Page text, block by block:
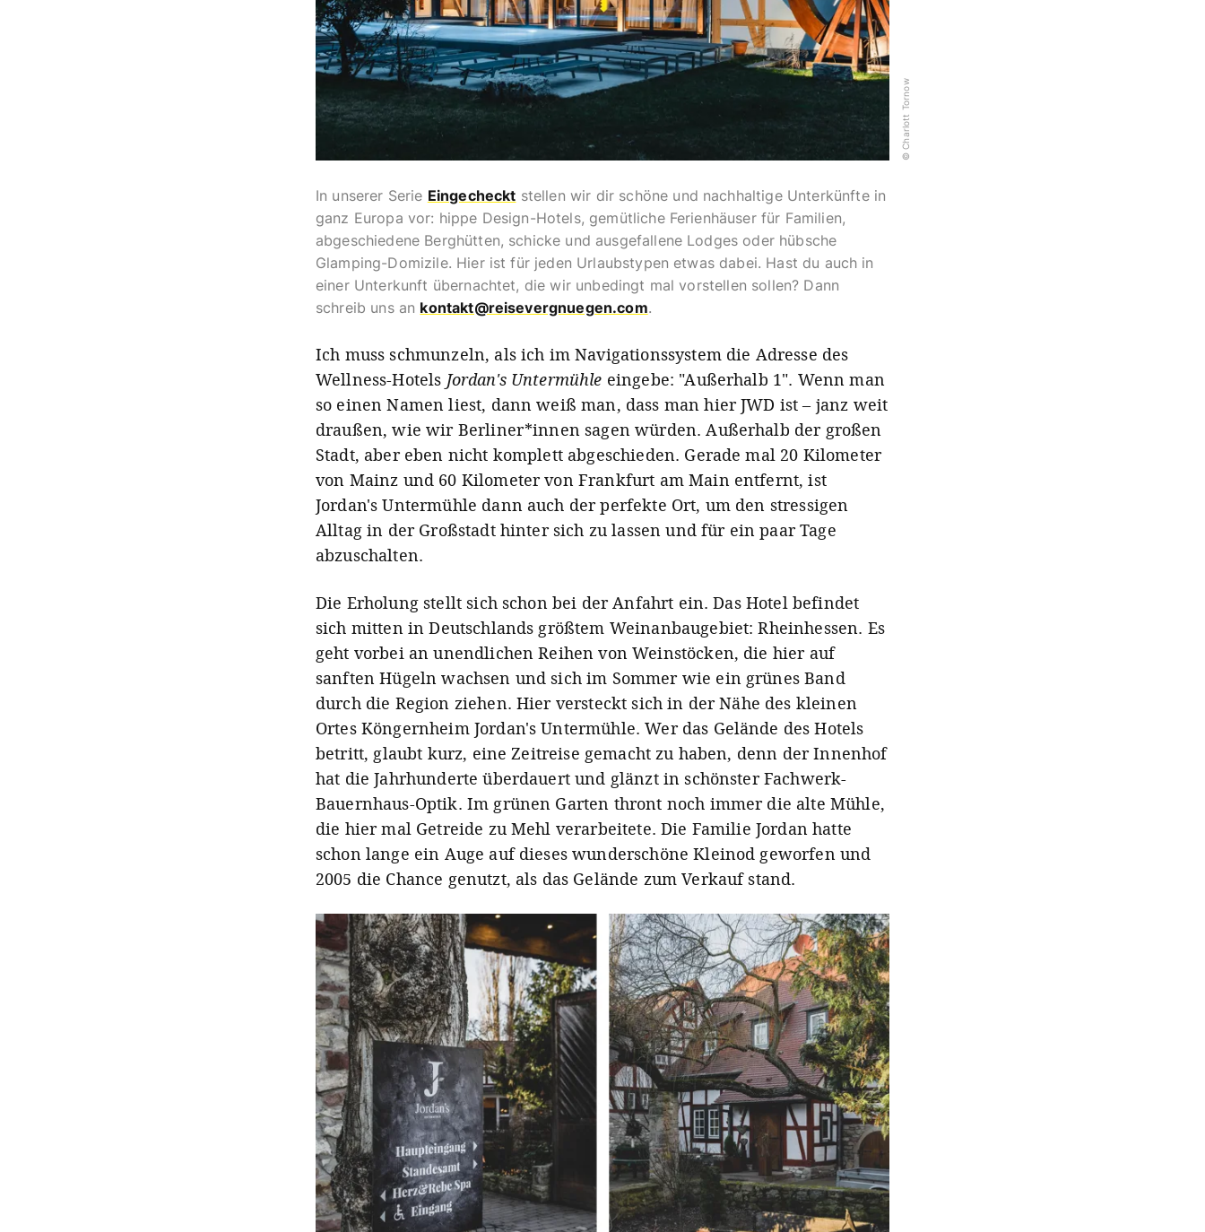
© Charlott Tornow
In unserer Serie Eingecheckt stellen wir dir schöne und nachhaltige Unterkünfte in
ganz Europa vor: hippe Design-Hotels, gemütliche Ferienhäuser für Familien,
abgeschiedene Berghütten, schicke und ausgefallene Lodges oder hübsche
Glamping-Domizile. Hier ist für jeden Urlaubstypen etwas dabei. Hast du auch in
einer Unterkunft übernachtet, die wir unbedingt mal vorstellen sollen? Dann
schreib uns an kontakt@reisevergnuegen.com.
Ich muss schmunzeln, als ich im Navigationssystem die Adresse des
Wellness-Hotels Jordan's Untermühle eingebe: "Außerhalb 1". Wenn man
so einen Namen liest, dann weiß man, dass man hier JWD ist – janz weit
draußen, wie wir Berliner*innen sagen würden. Außerhalb der großen
Stadt, aber eben nicht komplett abgeschieden. Gerade mal 20 Kilometer
von Mainz und 60 Kilometer von Frankfurt am Main entfernt, ist
Jordan's Untermühle dann auch der perfekte Ort, um den stressigen
Alltag in der Großstadt hinter sich zu lassen und für ein paar Tage
abzuschalten.
Die Erholung stellt sich schon bei der Anfahrt ein. Das Hotel befindet
sich mitten in Deutschlands größtem Weinanbaugebiet: Rheinhessen. Es
geht vorbei an unendlichen Reihen von Weinstöcken, die hier auf
sanften Hügeln wachsen und sich im Sommer wie ein grünes Band
durch die Region ziehen. Hier versteckt sich in der Nähe des kleinen
Ortes Köngernheim Jordan's Untermühle. Wer das Gelände des Hotels
betritt, glaubt kurz, eine Zeitreise gemacht zu haben, denn der Innenhof
hat die Jahrhunderte überdauert und glänzt in schönster Fachwerk-
Bauernhaus-Optik. Im grünen Garten thront noch immer die alte Mühle,
die hier mal Getreide zu Mehl verarbeitete. Die Familie Jordan hatte
schon lange ein Auge auf dieses wunderschöne Kleinod geworfen und
2005 die Chance genutzt, als das Gelände zum Verkauf stand.